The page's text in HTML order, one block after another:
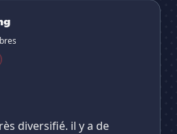
diversifié. il y a de